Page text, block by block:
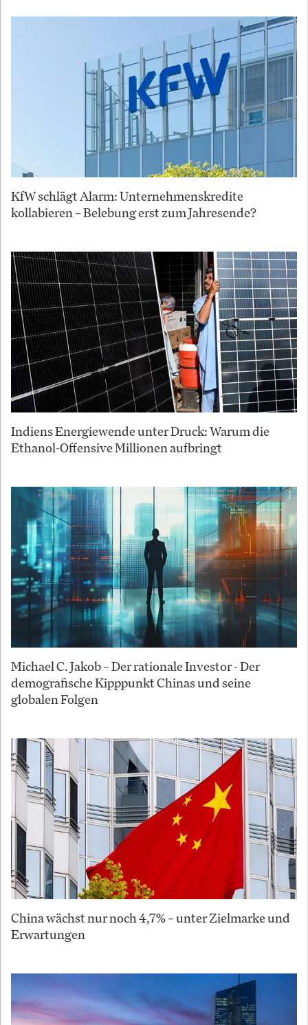
KfW schlägt Alarm: Unternehmenskredite
kollabieren – Belebung erst zum Jahresende?
Indiens Energiewende unter Druck: Warum die
Ethanol-Offensive Millionen aufbringt
Michael C. Jakob – Der rationale Investor - Der
demografische Kipppunkt Chinas und seine
globalen Folgen
China wächst nur noch 4,7% – unter Zielmarke und
Erwartungen